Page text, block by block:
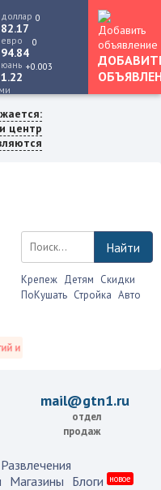
доллар
82.17
0
евро
94.84
0
юань
1.22
+0.003
центр
не только это.
Найти
Крепеж Детям Скидки
ПоКушать Стройка Авто
mail@gtn1.ru
отдел
продаж
Развлечения
Магазины Блоги новое